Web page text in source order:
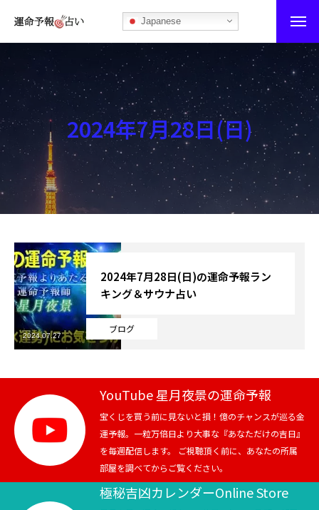
Japanese
運命予報占い
運命予報占いとは
あなたの所属部屋を探そう！
最恐の相性占い
秘伝公開！吉凶カレンダー
記事カテゴリー
ブログ
お知らせ
芸能界
テニス
スポーツ
競馬
2024年7月28日(日)
ブログ
2024年7月28日(日)の運命予報ラン
キング＆サウナ占い
2024.07.27
YouTube 星月夜景の運命予報
宝くじを買う前に見ないと損！億のチャンスが巡る金
運予報。一粒万倍日より大事な『あなただけの吉日』
を毎週配信します。 ご視聴頂く前に、あなたの所属
部屋を調べてからご覧ください。
極秘吉凶カレンダーOnline Store